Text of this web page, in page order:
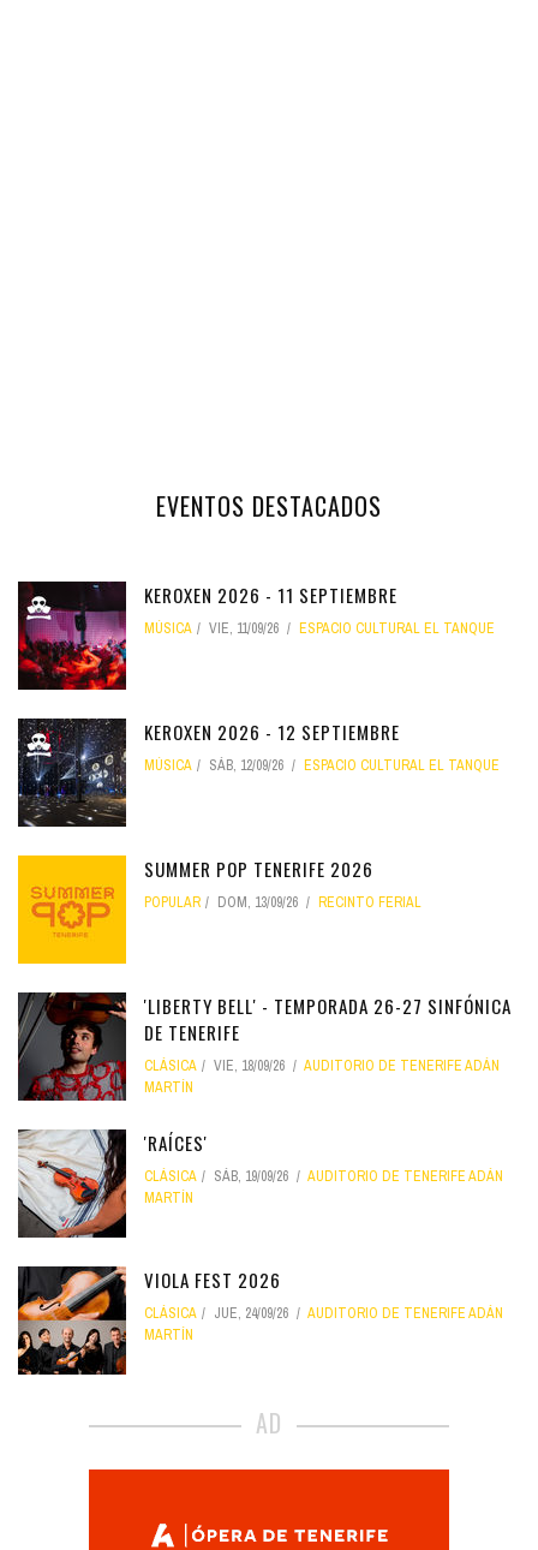
EVENTOS DESTACADOS
KEROXEN 2026 - 11 SEPTIEMBRE
MÚSICA VIE, 11/09/26 ESPACIO CULTURAL EL TANQUE
KEROXEN 2026 - 12 SEPTIEMBRE
MÚSICA SÁB, 12/09/26 ESPACIO CULTURAL EL TANQUE
SUMMER POP TENERIFE 2026
POPULAR DOM, 13/09/26 RECINTO FERIAL
'LIBERTY BELL' - TEMPORADA 26-27 SINFÓNICA
DE TENERIFE
CLÁSICA VIE, 18/09/26
AUDITORIO DE TENERIFE ADÁN
MARTÍN
'RAÍCES'
CLÁSICA SÁB, 19/09/26
AUDITORIO DE TENERIFE ADÁN
MARTÍN
VIOLA FEST 2026
CLÁSICA JUE, 24/09/26
AUDITORIO DE TENERIFE ADÁN
MARTÍN
AD